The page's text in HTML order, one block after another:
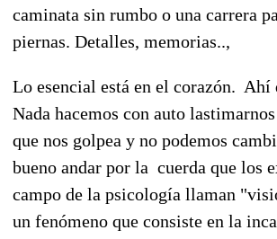
caminata sin rumbo o una carrera
piernas. Detalles, memorias..,
Lo esencial está en el corazón. Ahí
Nada hacemos con auto
que nos golpea y no podemos
bueno andar por la cuerda que los
campo de la psicología llaman
un fenómeno que consiste en la